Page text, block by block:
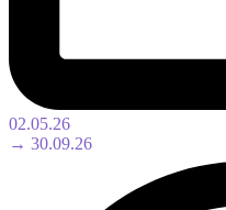
02.05.26
→ 30.09.26